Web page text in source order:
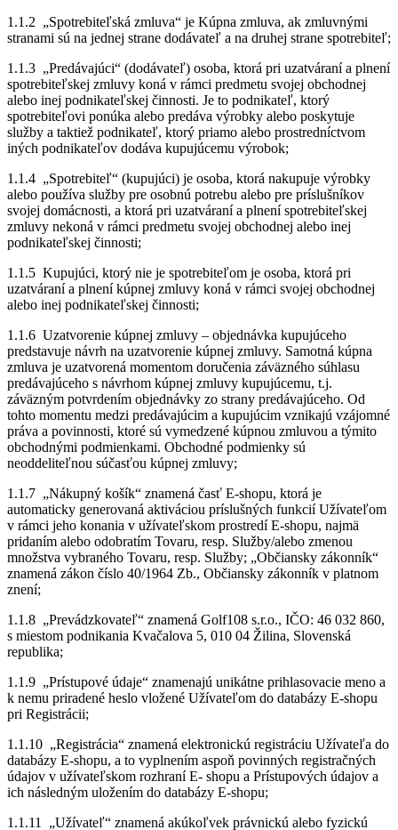
1.1.2 „Spotrebiteľská zmluva“ je Kúpna zmluva, ak zmluvnými
stranami sú na jednej strane dodávateľ a na druhej strane spotrebiteľ;
1.1.3 „Predávajúci“ (dodávateľ) osoba, ktorá pri uzatváraní a plnení
spotrebiteľskej zmluvy koná v rámci predmetu svojej obchodnej
alebo inej podnikateľskej činnosti. Je to podnikateľ, ktorý
spotrebiteľovi ponúka alebo predáva výrobky alebo poskytuje
služby a taktiež podnikateľ, ktorý priamo alebo prostredníctvom
iných podnikateľov dodáva kupujúcemu výrobok;
1.1.4 „Spotrebiteľ“ (kupujúci) je osoba, ktorá nakupuje výrobky
alebo používa služby pre osobnú potrebu alebo pre príslušníkov
svojej domácnosti, a ktorá pri uzatváraní a plnení spotrebiteľskej
zmluvy nekoná v rámci predmetu svojej obchodnej alebo inej
podnikateľskej činnosti;
1.1.5 Kupujúci, ktorý nie je spotrebiteľom je osoba, ktorá pri
uzatváraní a plnení kúpnej zmluvy koná v rámci svojej obchodnej
alebo inej podnikateľskej činnosti;
1.1.6 Uzatvorenie kúpnej zmluvy – objednávka kupujúceho
predstavuje návrh na uzatvorenie kúpnej zmluvy. Samotná kúpna
zmluva je uzatvorená momentom doručenia záväzného súhlasu
predávajúceho s návrhom kúpnej zmluvy kupujúcemu, t.j.
záväzným potvrdením objednávky zo strany predávajúceho. Od
tohto momentu medzi predávajúcim a kupujúcim vznikajú vzájomné
práva a povinnosti, ktoré sú vymedzené kúpnou zmluvou a týmito
obchodnými podmienkami. Obchodné podmienky sú
neoddeliteľnou súčasťou kúpnej zmluvy;
1.1.7 „Nákupný košík“ znamená časť E-shopu, ktorá je
automaticky generovaná aktiváciou príslušných funkcií Užívateľom
v rámci jeho konania v užívateľskom prostredí E-shopu, najmä
pridaním alebo odobratím Tovaru, resp. Služby/alebo zmenou
množstva vybraného Tovaru, resp. Služby; „Občiansky zákonník“
znamená zákon číslo 40/1964 Zb., Občiansky zákonník v platnom
znení;
1.1.8 „Prevádzkovateľ“ znamená Golf108 s.r.o., IČO: 46 032 860,
s miestom podnikania Kvačalova 5, 010 04 Žilina, Slovenská
republika;
1.1.9 „Prístupové údaje“ znamenajú unikátne prihlasovacie meno a
k nemu priradené heslo vložené Užívateľom do databázy E-shopu
pri Registrácii;
1.1.10 „Registrácia“ znamená elektronickú registráciu Užívateľa do
databázy E-shopu, a to vyplnením aspoň povinných registračných
údajov v užívateľskom rozhraní E- shopu a Prístupových údajov a
ich následným uložením do databázy E-shopu;
1.1.11 „Užívateľ“ znamená akúkoľvek právnickú alebo fyzickú